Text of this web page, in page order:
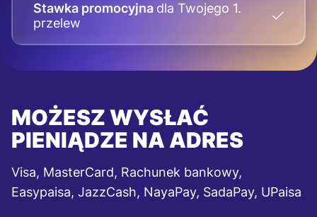
Stawka promocyjna dla Twojego 1.
przelew
MOŻESZ WYSŁAĆ
PIENIĄDZE NA ADRES
Visa, MasterCard, Rachunek bankowy,
Easypaisa, JazzCash, NayaPay, SadaPay, UPaisa